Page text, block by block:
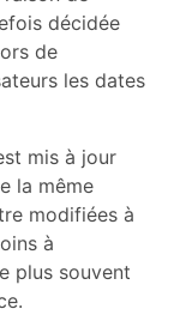
décidée
de
les dates
mis à jour
la même
modifiées à
à
plus souvent